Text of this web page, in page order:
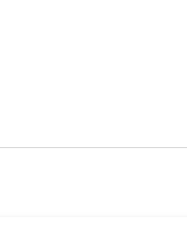
запрещено шуметь